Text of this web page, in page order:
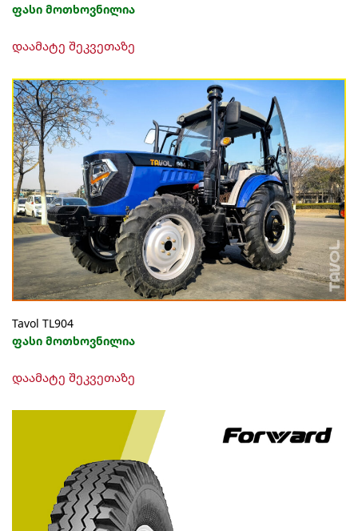
ფასი მოთხოვნილია
დაამატე შეკვეთაზე
Tavol TL904
ფასი მოთხოვნილია
დაამატე შეკვეთაზე